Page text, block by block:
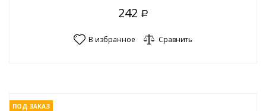
242 Р
В избранное Сравнить
ПОД ЗАКАЗ